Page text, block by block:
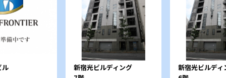
ル
新宿光ビルディング
新宿光ビルディ